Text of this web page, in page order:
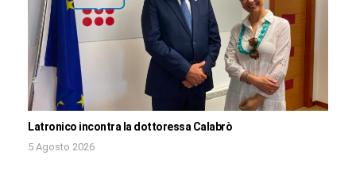
Latronico incontra la dottoressa Calabrò
5 Agosto 2026